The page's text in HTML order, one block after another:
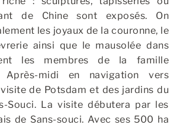
de Chine sont exposés. On
les joyaux de la couronne, le
ainsi que le mausolée dans
les membres de la famille
Après-midi en navigation vers
de Potsdam et des jardins du
Souci. La visite débutera par les
de Sans-souci. Avec ses 500 ha